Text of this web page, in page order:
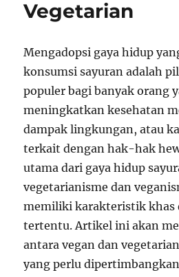
Vegetarian
Mengadopsi gaya hidup
konsumsi sayuran adalah
populer bagi banyak orang
meningkatkan kesehatan
dampak lingkungan, atau
terkait dengan hak-hak
utama dari gaya hidup
vegetarianisme dan
memiliki karakteristik khas
tertentu. Artikel ini akan
antara vegan dan
yang perlu